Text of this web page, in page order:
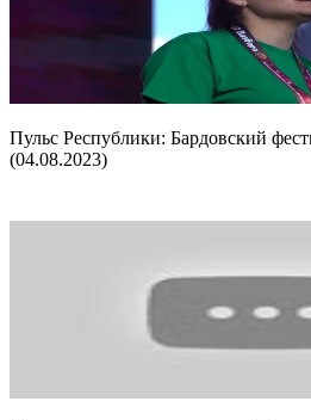
Пульс Республики: Бардовский
(04.08.2023)